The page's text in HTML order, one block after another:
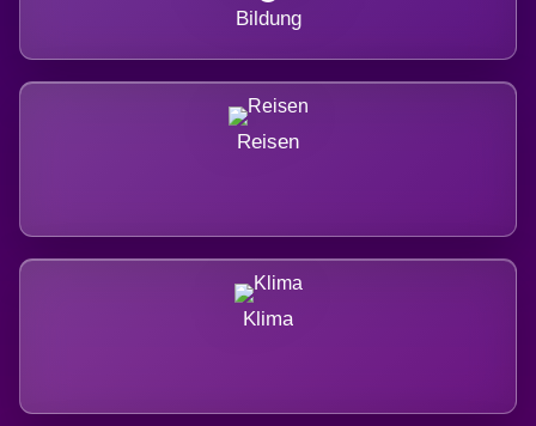
Bildung
Reisen
Klima